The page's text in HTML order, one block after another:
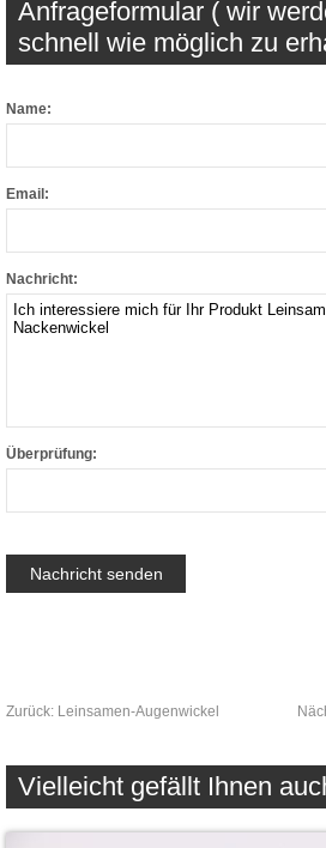
Anfrageformular ( wir
schnell wie möglich zu
Name:
Email:
Nachricht:
Überprüfung:
Zurück: Leinsamen-Augenwickel
Vielleicht gefällt Ihnen